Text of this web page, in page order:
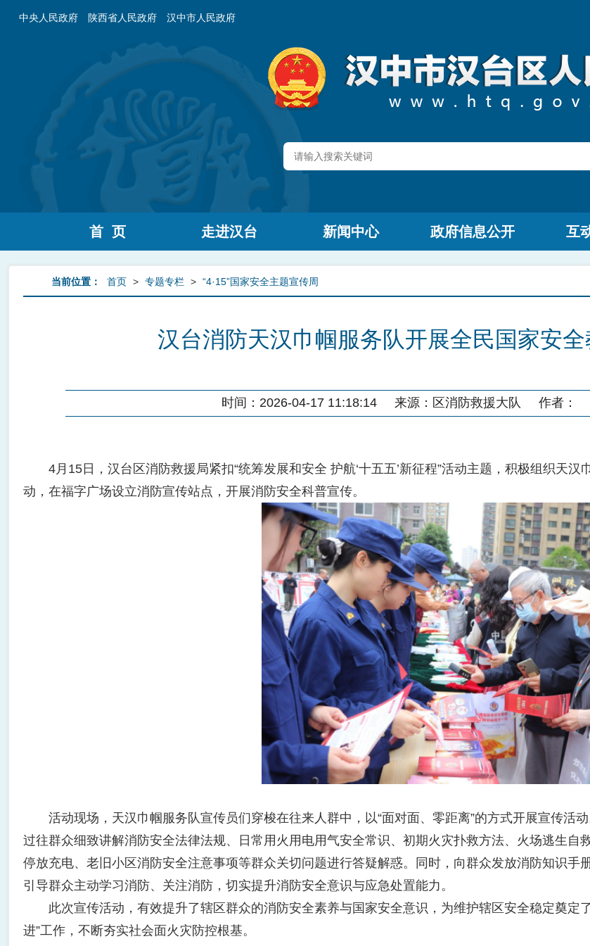
中央人民政府 陕西省人民政府 汉中市人民政府
首 页 走进汉台 新闻中心 政府信息公开 互
当前位置： 首页 > 专题专栏 > “4·15”国家安全主题宣传周
汉台消防天汉巾帼服务队开展全民国家安
时间：2026-04-17 11:18:14 来源： 区消防救援大队 作者：
4月15日，汉台区消防救援局紧扣“统筹发展和安全 护航‘十五五’新征程”活动主题，积极组织天汉
动，在福字广场设立消防宣传站点，开展消防安全科普宣传。
活动现场，天汉巾帼服务队宣传员们穿梭在往来人群中，以“面对面、零距离”的方式开展宣传活
过往群众细致讲解消防安全法律法规、日常用火用电用气安全常识、初期火灾扑救方法、火场逃生
停放充电、老旧小区消防安全注意事项等群众关切问题进行答疑解惑。同时，向群众发放消防知识手
引导群众主动学习消防、关注消防，切实提升消防安全意识与应急处置能力。
此次宣传活动，有效提升了辖区群众的消防安全素养与国家安全意识，为维护辖区安全稳定奠定
进”工作，不断夯实社会面火灾防控根基。